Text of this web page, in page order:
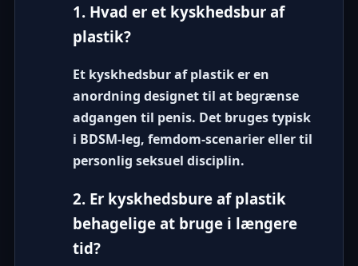
1. Hvad er et kyskhedsbur af
plastik?
Et kyskhedsbur af plastik er en
anordning designet til at begrænse
adgangen til penis. Det bruges typisk
i BDSM-leg, femdom-scenarier eller til
personlig seksuel disciplin.
2. Er kyskhedsbure af plastik
behagelige at bruge i længere
tid?